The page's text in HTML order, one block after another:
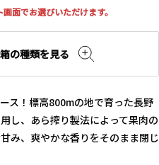
面でお選びいただけます。
の種類を見る
ス！標高800mの地で育った長野
し、あら搾り製法によって果肉の
み、爽やかな香りをそのまま閉じ